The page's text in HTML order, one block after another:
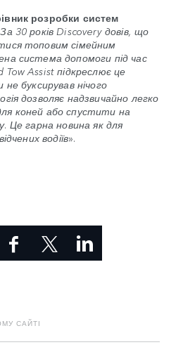
розробки систем
За 30 років Discovery довів, що
топовим сімейним
система допомоги під час
Tow Assist підкреслює це
буксирував нічого
дозволяє надзвичайно легко
коней або спустити на
Це гарна новина як для
водіїв».